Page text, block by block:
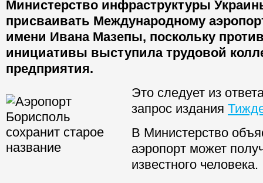
Министерство инфраструктуры
присваивать Международному
имени Ивана Мазепы, поскольку
инициативы выступила трудовой
предприятия.
Это следует из
запрос издания
В Министерство
аэропорт может
известного человека.